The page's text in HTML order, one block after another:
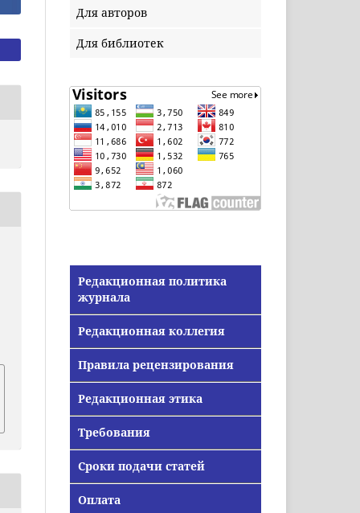
Для авторов
Для библиотек
Редакционная политика
журнала
Редакционная коллегия
Правила рецензирования
Редакционная этика
Требования
Сроки подачи статей
Оплата